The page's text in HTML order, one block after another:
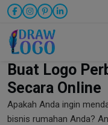
Buat Logo
Secara Online
Apakah Anda ingin
bisnis rumahan Anda?